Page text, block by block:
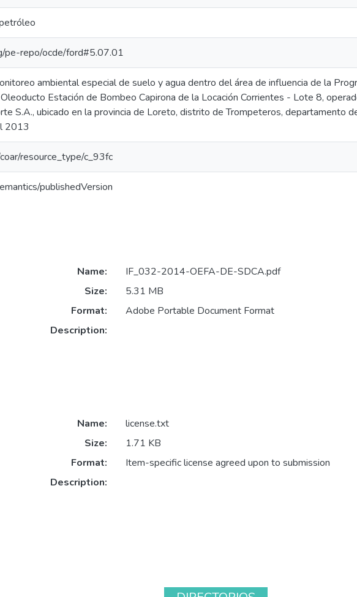
pe-repo/ocde/ford#5.07.01
ambiental especial de suelo y agua dentro del área de influencia de la
Estación de Bombeo Capirona de la Locación Corrientes - Lote 8,
S.A., ubicado en la provincia de Loreto, distrito de Trompeteros, departamento
2013
resource_type/c_93fc
publishedVersion
Name:
IF_032-2014-OEFA-DE-SDCA.pdf
Size:
5.31 MB
Format:
Adobe Portable Document Format
Description:
Name:
license.txt
Size:
1.71 KB
Format:
Item-specific license agreed upon to submission
Description: